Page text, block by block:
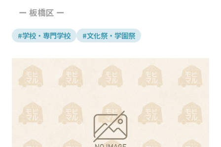
ー 板橋区 ー
#学校・専門学校 #文化祭・学園祭